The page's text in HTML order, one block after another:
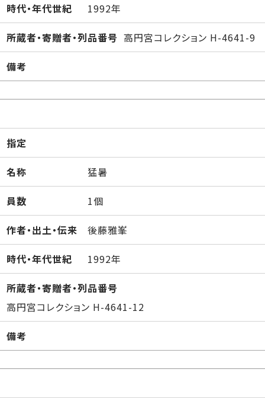
時代・年代世紀 1992年
所蔵者・寄贈者・列品番号 高円宮コレクション H-4641-9
備考
指定
名称 猛暑
員数 1個
作者・出土・伝来 後藤雅峯
時代・年代世紀 1992年
所蔵者・寄贈者・列品番号
高円宮コレクション H-4641-12
備考